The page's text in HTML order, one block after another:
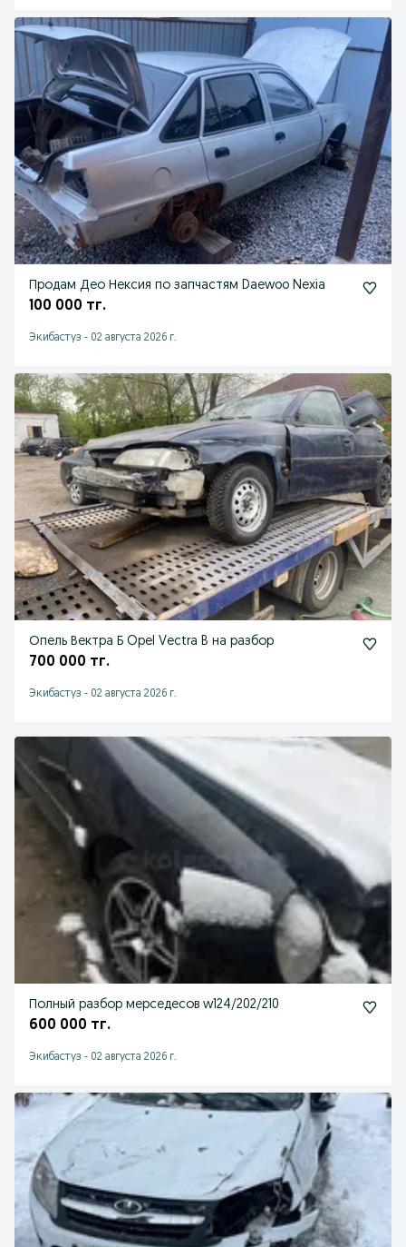
Продам Део Нексия по запчастям Daewoo Nexia
100 000 тг.
Экибастуз - 02 августа 2026 г.
Опель Вектра Б Opel Vectra B на разбор
700 000 тг.
Экибастуз - 02 августа 2026 г.
Полный разбор мерседесов w124/202/210
600 000 тг.
Экибастуз - 02 августа 2026 г.